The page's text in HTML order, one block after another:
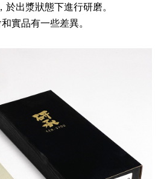
出漿狀態下進行研磨。
實品有一些差異。